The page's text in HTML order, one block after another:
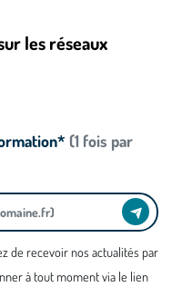
les réseaux
(1 fois par
de recevoir nos actualités par
à tout moment via le lien